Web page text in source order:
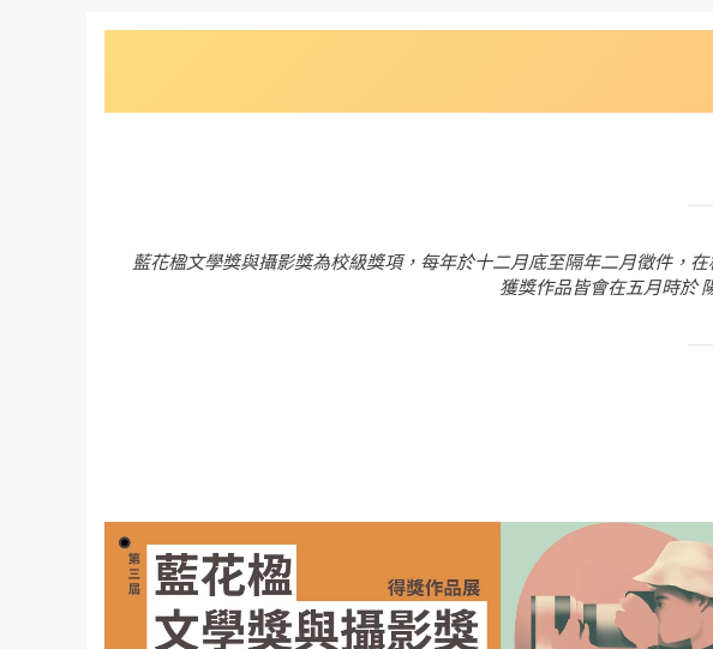
藍花楹文學獎與攝影獎為校級獎項，每年於十二月底至隔年二月徵件，
獲獎作品皆會在五月時於